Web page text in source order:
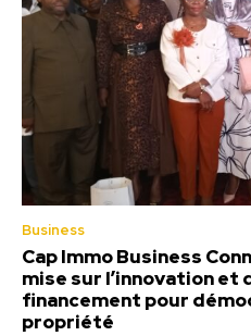
Business
Cap Immo Business
mise sur l’innovation et
financement pour
propriété